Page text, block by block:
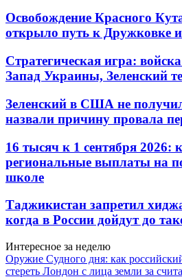
Освобождение Красного
открыло путь к Дружковке
Стратегическая игра:
Запад Украины, Зеленский
Зеленский в США не
назвали причину провала
16 тысяч к 1 сентября
региональные выплаты на
школе
Таджикистан запретил
когда в России дойдут до
Интересное за неделю
Оружие Судного дня: как
стереть Лондон с лица земли за